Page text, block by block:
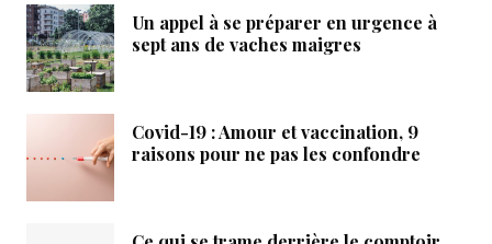
Un appel à se préparer en urgence à
sept ans de vaches maigres
Covid-19 : Amour et vaccination, 9
raisons pour ne pas les confondre